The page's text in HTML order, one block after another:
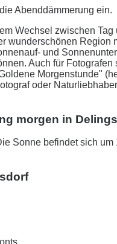
Abenddämmerung ein.
Wechsel zwischen
wunderschönen Region
und
Auch für
Morgenstunde"
oder
morgen in
Sonne befindet sich